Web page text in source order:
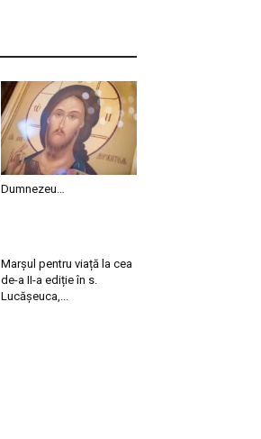
Dumnezeu…
Marșul pentru viață la cea
de-a II-a ediție în s.
Lucășeuca,...